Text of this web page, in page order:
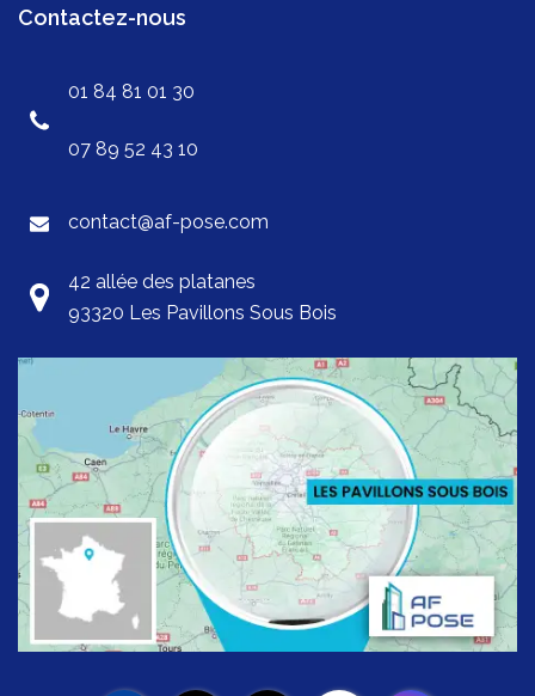
Contactez-nous
01 84 81 01 30
07 89 52 43 10
contact@af-pose.com
42 allée des platanes
93320 Les Pavillons Sous Bois